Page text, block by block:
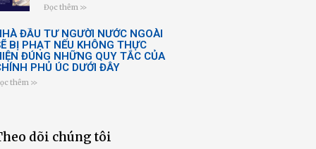
Đọc thêm >>
ĐẦU TƯ NGƯỜI NƯỚC NGOÀI
BỊ PHẠT NẾU KHÔNG THỰC
ĐÚNG NHỮNG QUY TẮC CỦA
PHỦ ÚC DƯỚI ĐÂY
thêm >>
dõi chúng tôi